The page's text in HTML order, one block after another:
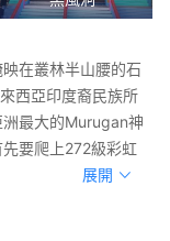
在叢林半山腰的石
西亞印度裔民族所
最大的Murugan神
要爬上272級彩虹
展開